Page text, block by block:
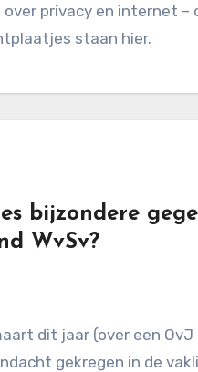
staan hier.
bijzondere
WvSv?
gekregen in de